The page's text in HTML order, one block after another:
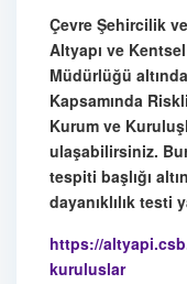
Çevre Şehircilik
Altyapı ve
Müdürlüğü
Kapsamında
Kurum ve
ulaşabilirsiniz.
tespiti başlığı
dayanıklılık testi
https://
kuruluslar